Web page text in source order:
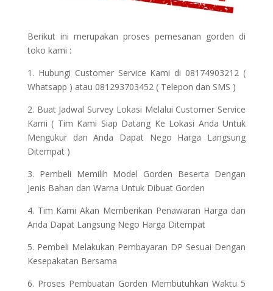
Berikut ini merupakan proses pemesanan gorden di
toko kami :
1. Hubungi Customer Service Kami di 08174903212 (
Whatsapp ) atau 081293703452 ( Telepon dan SMS )
2. Buat Jadwal Survey Lokasi Melalui Customer Service
Kami ( Tim Kami Siap Datang Ke Lokasi Anda Untuk
Mengukur dan Anda Dapat Nego Harga Langsung
Ditempat )
3. Pembeli Memilih Model Gorden Beserta Dengan
Jenis Bahan dan Warna Untuk Dibuat Gorden
4. Tim Kami Akan Memberikan Penawaran Harga dan
Anda Dapat Langsung Nego Harga Ditempat
5. Pembeli Melakukan Pembayaran DP Sesuai Dengan
Kesepakatan Bersama
6. Proses Pembuatan Gorden Membutuhkan Waktu 5